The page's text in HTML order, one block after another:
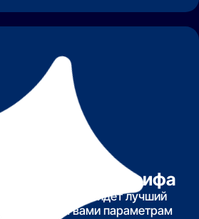
подбор тарифа
интеллект найдет лучший
указанным вами параметрам